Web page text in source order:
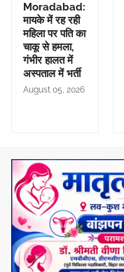
Moradabad:
मायके में रह रही
महिला पर पति का
चाकू से हमला,
गंभीर हालत में
अस्पताल में भर्ती
August 05, 2026